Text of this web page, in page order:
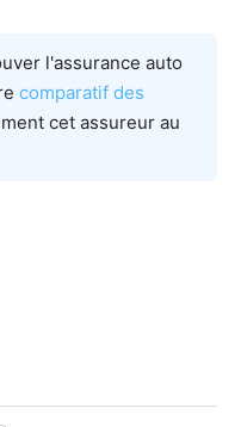
l'assurance auto
comparatif des
cet assureur au